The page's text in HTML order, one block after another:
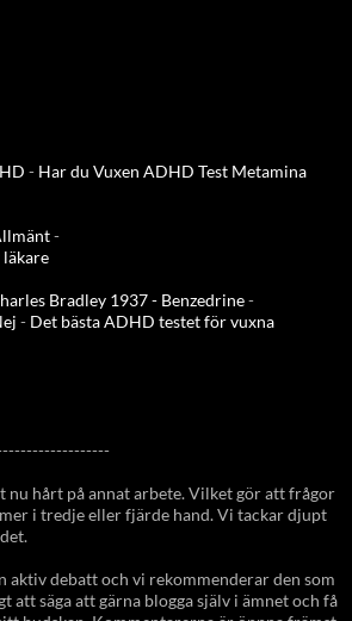
- Har du Vuxen ADHD Test Metamina
-
Bradley 1937 - Benzedrine-
- Det bästa ADHD testet för vuxna
nu hårt på annat arbete. Vilket gör att frågor
i tredje eller fjärde hand. Vi tackar djupt
aktiv debatt och vi rekommenderar den som
att säga att gärna blogga själv i ämnet och få